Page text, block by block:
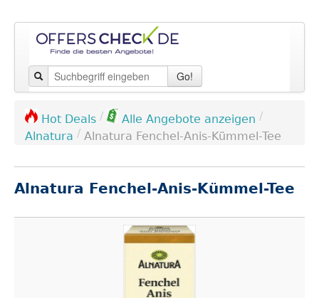
Go!
Hot Deals / Alle Angebote anzeigen /
Alnatura / Alnatura Fenchel-Anis-Kümmel-Tee
Alnatura Fenchel-Anis-Kümmel-Tee